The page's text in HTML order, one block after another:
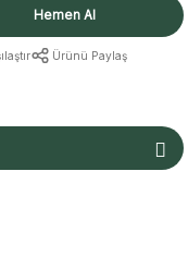
Hemen Al
Ürünü Paylaş